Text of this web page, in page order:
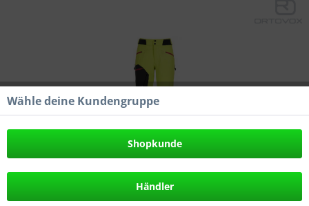
289,95 € *
Wähle deine Kundengruppe
Shopkunde
Händler